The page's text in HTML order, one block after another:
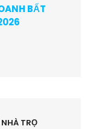
BẤT
TRỌ